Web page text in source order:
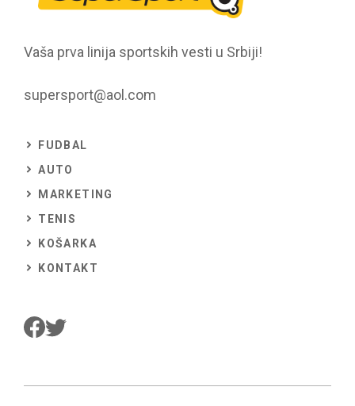
Vaša prva linija sportskih vesti u Srbiji!
supersport@aol.com
FUDBAL
AUTO
MARKETING
TENIS
KOŠARKA
KONTAKT